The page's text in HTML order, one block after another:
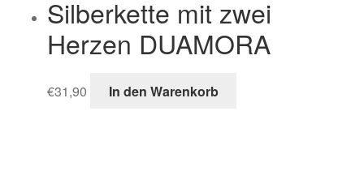
Silberkette mit zwei
Herzen DUAMORA
€31,90 In den Warenkorb